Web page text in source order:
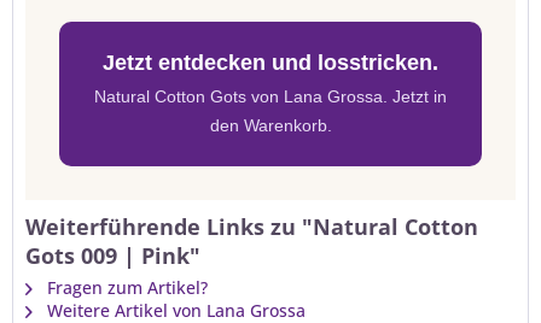
Jetzt entdecken und losstricken.
Natural Cotton Gots von Lana Grossa. Jetzt in
den Warenkorb.
Weiterführende Links zu "Natural Cotton
Gots 009 | Pink"
Fragen zum Artikel?
Weitere Artikel von Lana Grossa